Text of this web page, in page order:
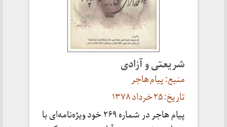
شریعتی و آزادی
منبع: پیام هاجر
تاریخ: ۲۵ خرداد ۱۳۷۸
پیام هاجر در شماره ۲۶۹ خود ویژه‌نامه‌ای با